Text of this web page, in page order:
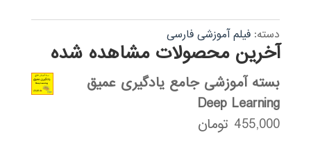
بود.
دسته: فیلم آموزشی فارسی
آخرین محصولات مشاهده شده
بسته آموزشی جامع یادگیری عمیق
Deep Learning
455,000 تومان